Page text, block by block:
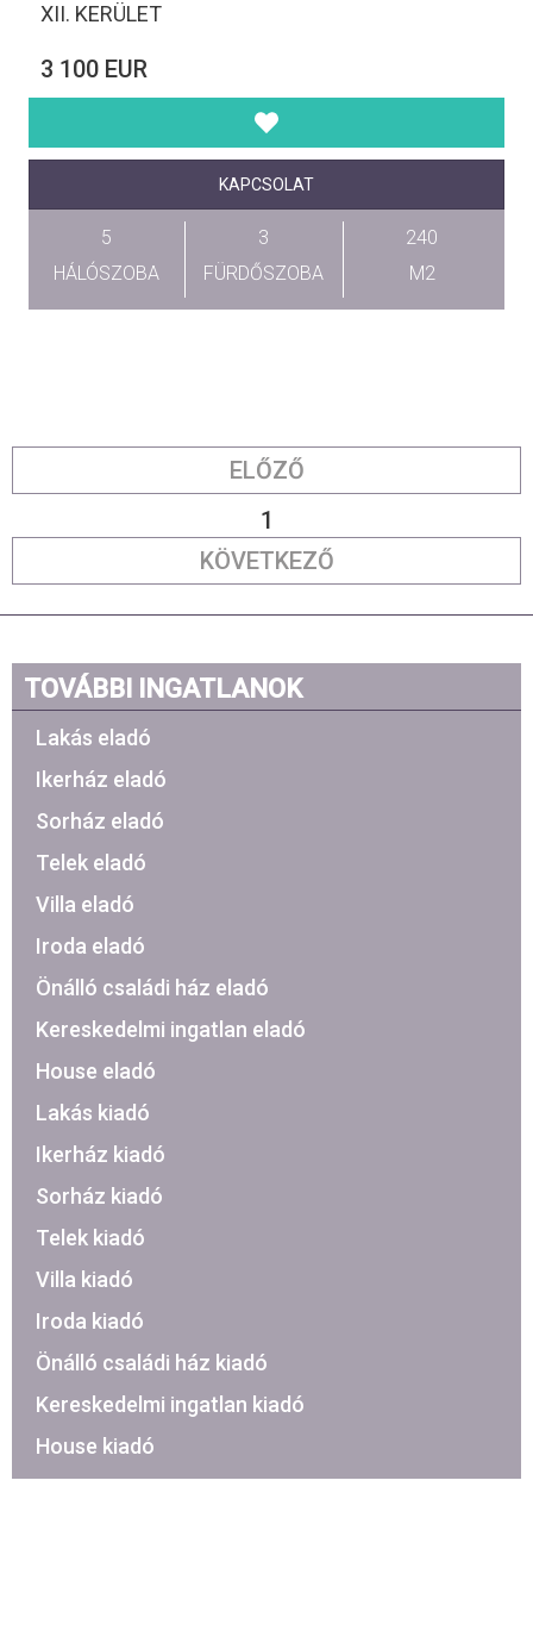
XII. KERÜLET
3 100 EUR
KAPCSOLAT
5
HÁLÓSZOBA
3
FÜRDŐSZOBA
240
M2
ELŐZŐ
1
KÖVETKEZŐ
TOVÁBBI INGATLANOK
Lakás eladó
Ikerház eladó
Sorház eladó
Telek eladó
Villa eladó
Iroda eladó
Önálló családi ház eladó
Kereskedelmi ingatlan eladó
House eladó
Lakás kiadó
Ikerház kiadó
Sorház kiadó
Telek kiadó
Villa kiadó
Iroda kiadó
Önálló családi ház kiadó
Kereskedelmi ingatlan kiadó
House kiadó